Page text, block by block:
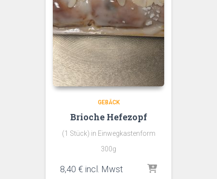
GEBÄCK
Brioche Hefezopf
(1 Stück) in Einwegkastenform
300g
8,40 € incl. Mwst